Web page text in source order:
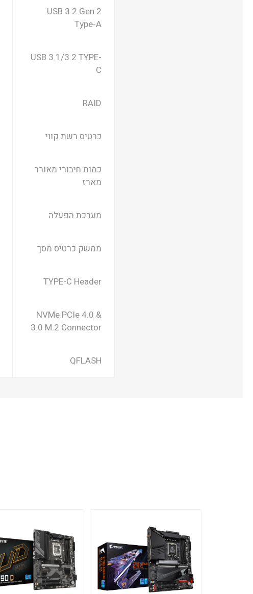
USB 3.2 Gen 2
Type-A
USB 3.1/3.2 TYPE-
C
RAID
כרטיס רשת קווי
כמות חיבורי מאורר
מארז
מערכת הפעלה
ממשק כרטיס מסך
TYPE-C Header
NVMe PCIe 4.0 &
3.0 M.2 Connector
QFLASH